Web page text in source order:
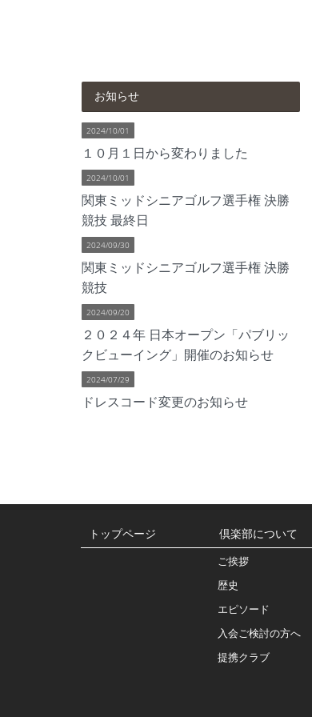
お知らせ
2024/10/01
１０月１日から変わりました
2024/10/01
関東ミッドシニアゴルフ選手権 決勝
競技 最終日
2024/09/30
関東ミッドシニアゴルフ選手権 決勝
競技
2024/09/20
２０２４年 日本オープン「パブリッ
クビューイング」開催のお知らせ
2024/07/29
ドレスコード変更のお知らせ
トップページ 倶楽部について
ご挨拶
歴史
エピソード
入会ご検討の方へ
提携クラブ